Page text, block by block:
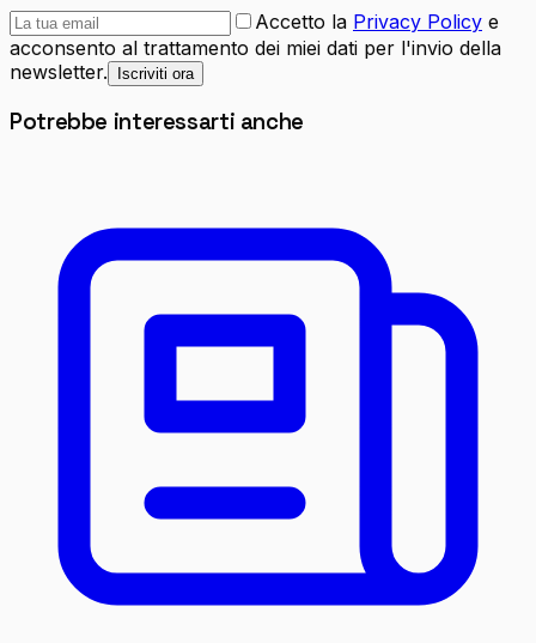
Accetto la Privacy Policy e
acconsento al trattamento dei miei dati per l'invio della
newsletter.
Iscriviti ora
Potrebbe interessarti anche